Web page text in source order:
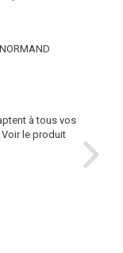
à tous vos
Voir le produit